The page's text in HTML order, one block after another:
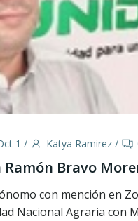
1 / Katya Ramirez /
Ramón Bravo
con mención en
Nacional Agraria con